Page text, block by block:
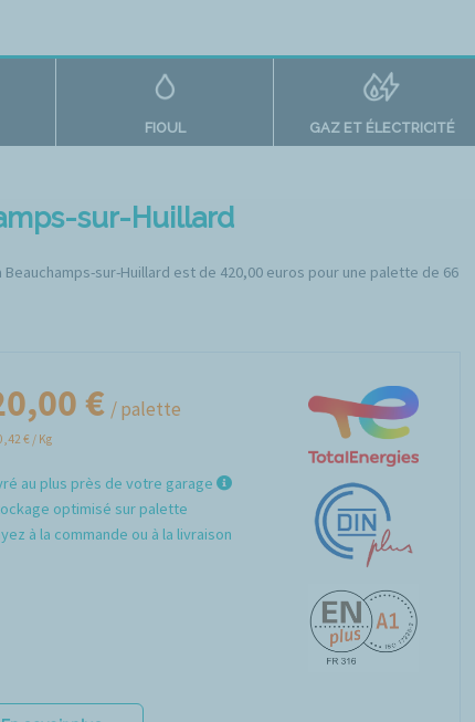
FIOUL GAZ ET ÉLECTRICITÉ
sur-Huillard
sur-Huillard est de 420,00 euros pour une palette de 66
€ / palette
€ / Kg
au plus près de votre garage
optimisé sur palette
à la commande ou à la livraison